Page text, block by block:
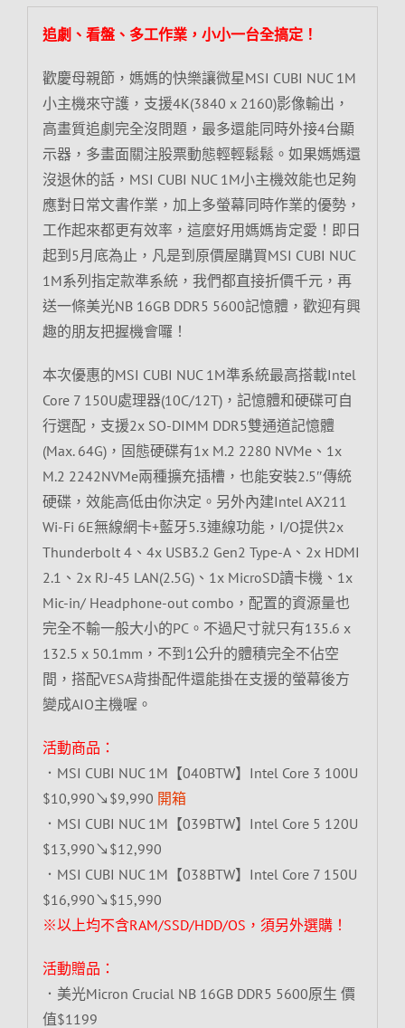
追劇、看盤、多工作業，小小一台全搞定！
歡慶母親節，媽媽的快樂讓微星MSI CUBI NUC 1M
小主機來守護，支援4K(3840 x 2160)影像輸出，
高畫質追劇完全沒問題，最多還能同時外接4台顯
示器，多畫面關注股票動態輕輕鬆鬆。如果媽媽還
沒退休的話，MSI CUBI NUC 1M小主機效能也足夠
應對日常文書作業，加上多螢幕同時作業的優勢，
工作起來都更有效率，這麼好用媽媽肯定愛！即日
起到5月底為止，凡是到原價屋購買MSI CUBI NUC
1M系列指定款準系統，我們都直接折價千元，再
送一條美光NB 16GB DDR5 5600記憶體，歡迎有興
趣的朋友把握機會囉！
本次優惠的MSI CUBI NUC 1M準系統最高搭載Intel
Core 7 150U處理器(10C/12T)，記憶體和硬碟可自
行選配，支援2x SO-DIMM DDR5雙通道記憶體
(Max. 64G)，固態硬碟有1x M.2 2280 NVMe、1x
M.2 2242NVMe兩種擴充插槽，也能安裝2.5″傳統
硬碟，效能高低由你決定。另外內建Intel AX211
Wi-Fi 6E無線網卡+藍牙5.3連線功能，I/O提供2x
Thunderbolt 4、4x USB3.2 Gen2 Type-A、2x HDMI
2.1、2x RJ-45 LAN(2.5G)、1x MicroSD讀卡機、1x
Mic-in/ Headphone-out combo，配置的資源量也
完全不輸一般大小的PC。不過尺寸就只有135.6 x
132.5 x 50.1mm，不到1公升的體積完全不佔空
間，搭配VESA背掛配件還能掛在支援的螢幕後方
變成AIO主機喔。
活動商品：
．MSI CUBI NUC 1M【040BTW】Intel Core 3 100U
$10,990↘$9,990 開箱
．MSI CUBI NUC 1M【039BTW】Intel Core 5 120U
$13,990↘$12,990
．MSI CUBI NUC 1M【038BTW】Intel Core 7 150U
$16,990↘$15,990
※以上均不含RAM/SSD/HDD/OS，須另外選購！
活動贈品：
．美光Micron Crucial NB 16GB DDR5 5600原生 價
值$1199